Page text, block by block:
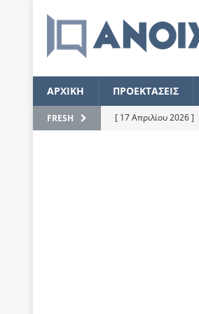
ΑΡΧΙΚΗ ΠΡΟΕΚΤΑΣΕΙΣ
FRESH [ 17 Απριλίου 2026 ]